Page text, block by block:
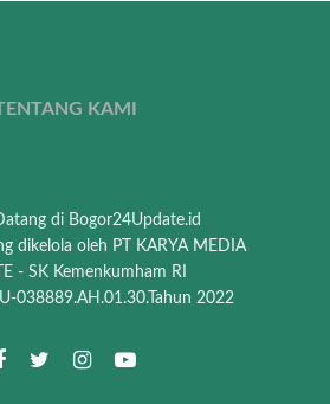
KAMI
di Bogor24Update.id
dikelola oleh PT KARYA MEDIA
- SK Kemenkumham RI
038889.AH.01.30.Tahun 2022